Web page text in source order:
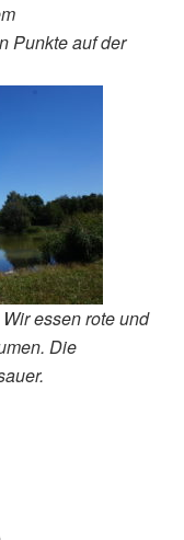
Punkte auf der
essen rote und
Die